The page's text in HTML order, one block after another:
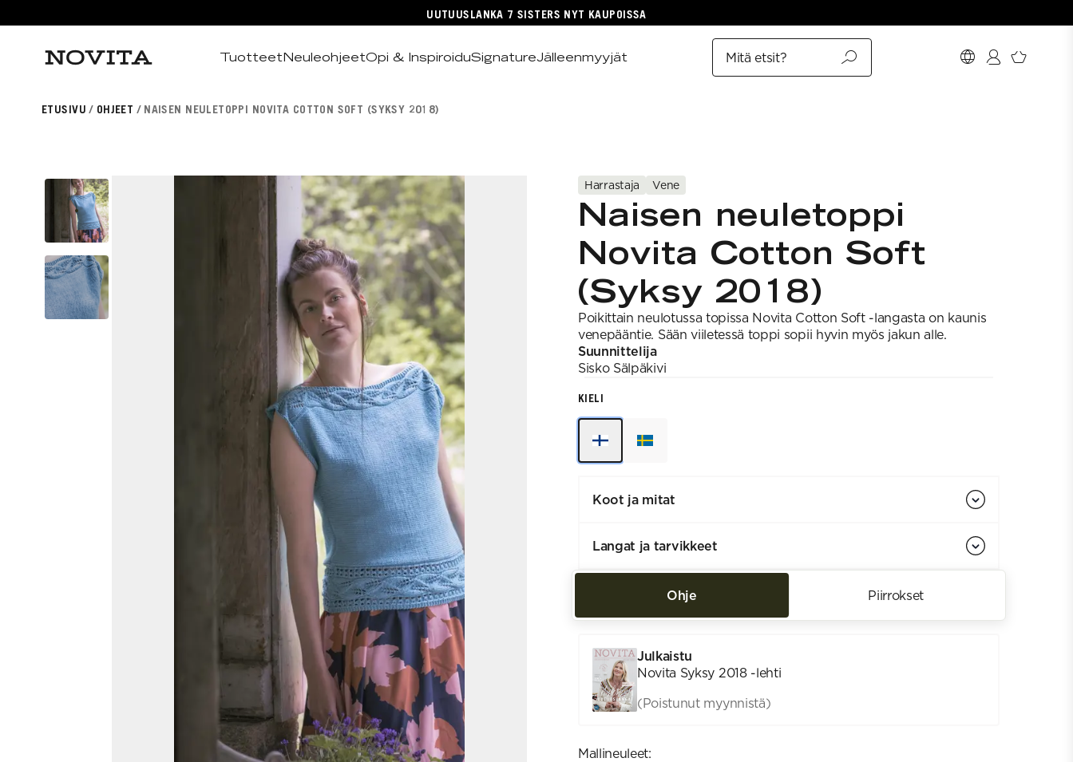
UUTUUSLANKA 7 SISTERS NYT KAUPOISSA
TuotteetNeuleohjeetOpi & InspiroiduSignatureJälleenmyyjät Mitä etsit?
ETUSIVU OHJEET NAISEN NEULETOPPI NOVITA COTTON SOFT (SYKSY 2018)
Harrastaja Vene
Naisen neuletoppi
Novita Cotton Soft
(Syksy 2018)
Poikittain neulotussa topissa Novita Cotton Soft -langasta on kaunis
venepääntie. Sään viiletessä toppi sopii hyvin myös jakun alle.
Suunnittelija
Sisko Sälpäkivi
KIELI
Koot ja mitat
Langat ja tarvikkeet
Ohje Piirrokset
Julkaistu
Novita Syksy 2018 -lehti
(Poistunut myynnistä)
Mallineuleet: